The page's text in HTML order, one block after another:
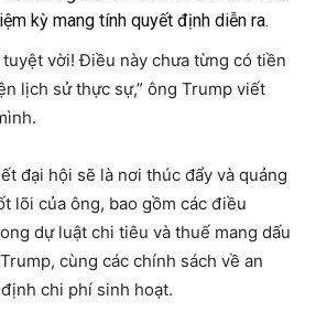
kỳ mang tính quyết định diễn ra.
vời! Điều này chưa từng có tiền
lịch sử thực sự,” ông Trump viết
đại hội sẽ là nơi thúc đẩy và quảng
lõi của ông, bao gồm các điều
dự luật chi tiêu và thuế mang dấu
cùng các chính sách về an
chi phí sinh hoạt.